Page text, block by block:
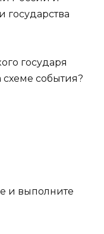
государя
события?
и выполните